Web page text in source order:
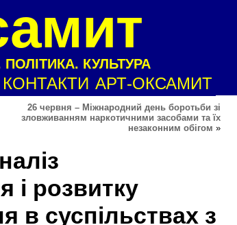
КУЛЬТУРА
КОНТАКТИ АРТ-ОКСАМИТ
26 червня – Міжнародний день боротьби зі
зловживанням наркотичними засобами та їх
незаконним обігом »
і розвитку
в суспільствах з